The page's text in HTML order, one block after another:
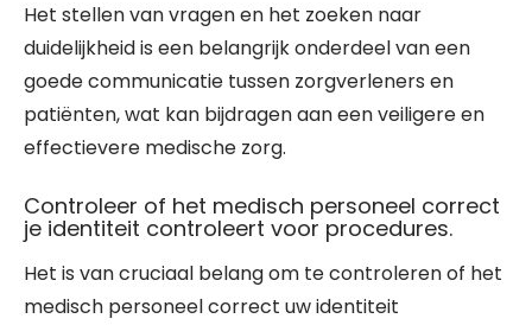
Het stellen van vragen en het zoeken naar
duidelijkheid is een belangrijk onderdeel van een
goede communicatie tussen zorgverleners en
patiënten, wat kan bijdragen aan een veiligere en
effectievere medische zorg.
Controleer of het medisch personeel correct
je identiteit controleert voor procedures.
Het is van cruciaal belang om te controleren of het
medisch personeel correct uw identiteit